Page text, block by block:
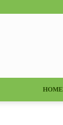
HOME